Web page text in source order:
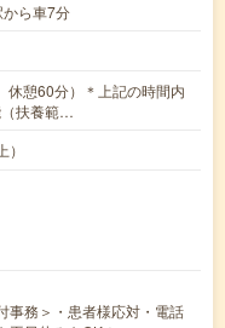
ら車7分
憩60分）＊上記の時間内
（扶養範…
事務＞・患者様応対・電話